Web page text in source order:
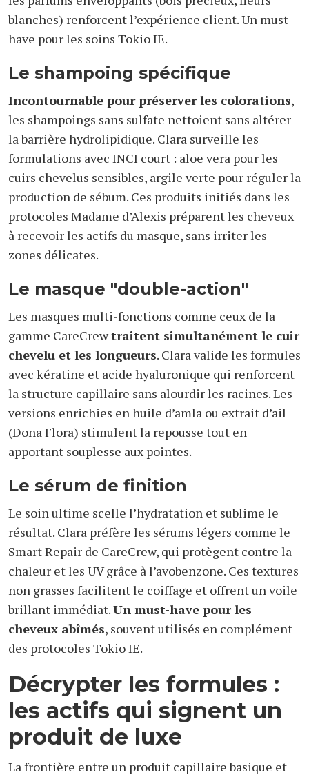
blanches) renforcent l’expérience client. Un must-
have pour les soins Tokio IE.
Le shampoing spécifique
Incontournable pour préserver les colorations,
les shampoings sans sulfate nettoient sans altérer
la barrière hydrolipidique. Clara surveille les
formulations avec INCI court : aloe vera pour les
cuirs chevelus sensibles, argile verte pour réguler la
production de sébum. Ces produits initiés dans les
protocoles Madame d’Alexis préparent les cheveux
à recevoir les actifs du masque, sans irriter les
zones délicates.
Le masque "double-action"
Les masques multi-fonctions comme ceux de la
gamme CareCrewtraitent simultanément le cuir
chevelu et les longueurs. Clara valide les formules
avec kératine et acide hyaluronique qui renforcent
la structure capillaire sans alourdir les racines. Les
versions enrichies en huile d’amla ou extrait d’ail
(Dona Flora) stimulent la repousse tout en
apportant souplesse aux pointes.
Le sérum de finition
Le soin ultime scelle l’hydratation et sublime le
résultat. Clara préfère les sérums légers comme le
Smart Repair de CareCrew, qui protègent contre la
chaleur et les UV grâce à l’avobenzone. Ces textures
non grasses facilitent le coiffage et offrent un voile
brillant immédiat.Un must-have pour les
cheveux abîmés, souvent utilisés en complément
des protocoles Tokio IE.
Décrypter les formules :
les actifs qui signent un
produit de luxe
La frontière entre un produit capillaire basique et